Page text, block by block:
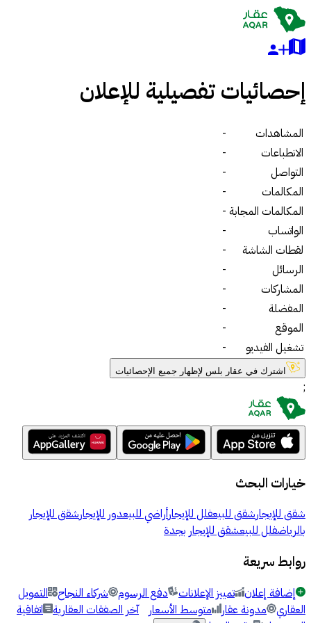
إحصائيات تفصيلية للإعلان
المشاهدات
-
الانطباعات
-
التواصل
-
المكالمات
-
المكالمات المجابة -
الواتساب
-
لقطات الشاشة
-
الرسائل
-
المشاركات
-
المفضلة
-
الموقع
-
تشغيل الفيديو
-
اشترك في عقار بلس لإظهار جميع الإحصائيات
;
خيارات البحث
شقق للإيجارشقق للبيعفلل للإيجارأراضي للبيعدور للإيجارشقق للإيجار
بالرياضفلل للبيعشقق للإيجار بجدة
روابط سريعة
إضافة إعلان تمييز الإعلانات دفع الرسوم شركاء النجاح
التمويل
العقاري
مدونة عقار متوسط الأسعار آخر الصفقات العقارية
اتفاقية